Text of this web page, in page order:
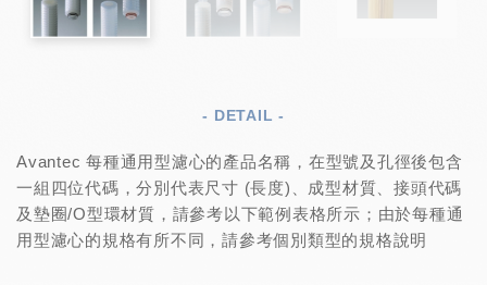
- DETAIL -
Avantec 每種通用型濾心的產品名稱，在型號及孔徑後包含
一組四位代碼，分別代表尺寸 (長度)、成型材質、接頭代碼
及墊圈/O型環材質，請參考以下範例表格所示；由於每種通
用型濾心的規格有所不同，請參考個別類型的規格說明